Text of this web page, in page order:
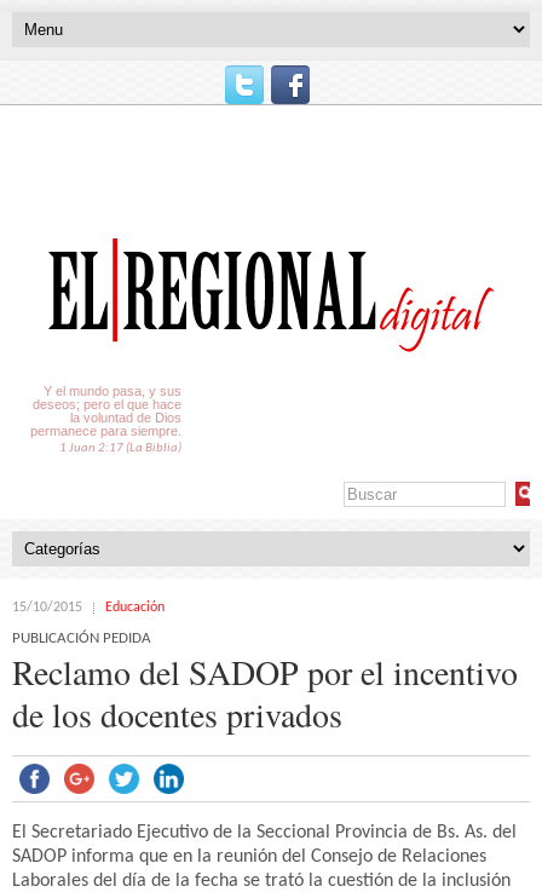
Y el mundo pasa, y sus
deseos; pero el que hace
la voluntad de Dios
permanece para siempre.
1 Juan 2:17 (La Biblia)
15/10/2015 Educación
PUBLICACIÓN PEDIDA
Reclamo del SADOP por el incentivo
de los docentes privados
El Secretariado Ejecutivo de la Seccional Provincia de Bs. As. del
SADOP informa que en la reunión del Consejo de Relaciones
Laborales del día de la fecha se trató la cuestión de la inclusión